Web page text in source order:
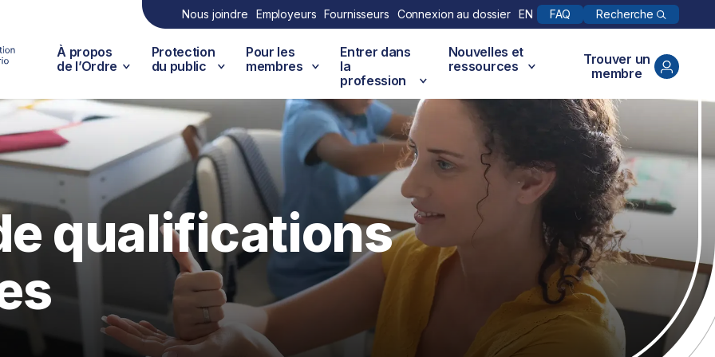
Nous joindre Employeurs Fournisseurs Connexion au dossier EN FAQ Recherche
À propos
de l’Ordre
Protection
du public
Pour les
membres
Entrer dans
la
profession
Nouvelles et
ressources
Trouver un
membre
qualifications